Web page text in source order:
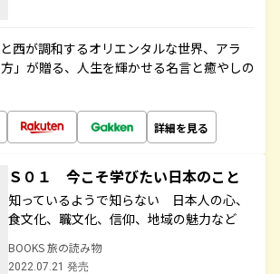
西が調和するオリエンタルな世界、アラ
」が贈る、人生を輝かせる名言と癒やしの
詳細を見る
Ｓ０１ 今こそ学びたい日本のこと
知っているようで知らない 日本人の心、
食文化、職文化、信仰、地域の魅力など
BOOKS 旅の読み物
2022.07.21 発売